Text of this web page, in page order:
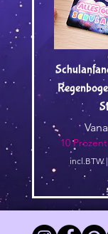
10
incl.BTW |